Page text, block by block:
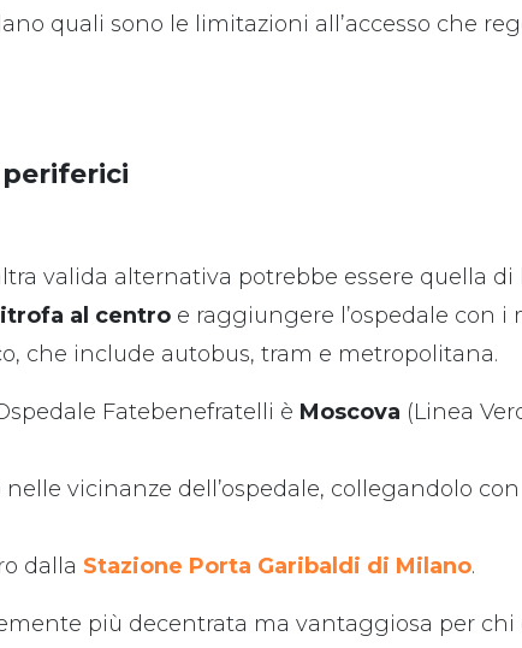
quali sono le limitazioni all’accesso che
valida alternativa potrebbe essere quella di
al centro e raggiungere l’ospedale con i
che include autobus, tram e metropolitana.
Fatebenefratelli è Moscova (Linea
vicinanze dell’ospedale, collegandolo
dalla Stazione Porta Garibaldi di Milano.
più decentrata ma vantaggiosa per chi